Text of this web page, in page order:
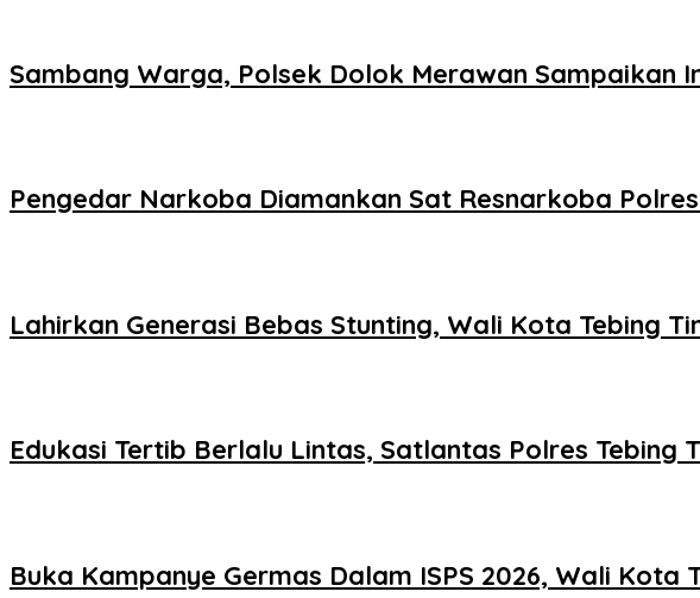
Sambang Warga, Polsek Dolok Merawan Sampaikan
Pengedar Narkoba Diamankan Sat Resnarkoba
Lahirkan Generasi Bebas Stunting, Wali Kota Tebing
Edukasi Tertib Berlalu Lintas, Satlantas Polres
Buka Kampanye Germas Dalam ISPS 2026, Wali Kota